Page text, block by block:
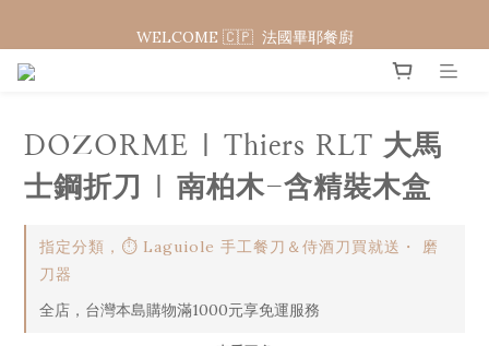
WELCOME 🇨🇵  法國畢耶餐廚
WELCOME 🇨🇵  法國畢耶餐廚
DOZORME | Thiers RLT 大馬
士鋼折刀 | 南柏木-含精裝木盒
指定分類，⏱︎ Laguiole 手工餐刀＆侍酒刀買就送・ 磨
刀器
全店，台灣本島購物滿1000元享免運服務